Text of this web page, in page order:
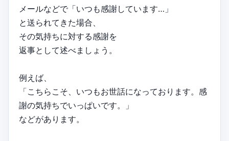
メールなどで「いつも感謝しています…」
と送られてきた場合、
その気持ちに対する感謝を
返事として述べましょう。
例えば、
「こちらこそ、いつもお世話になっております。感
謝の気持ちでいっぱいです。」
などがあります。